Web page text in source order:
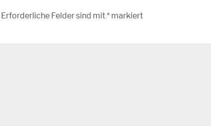
Erforderliche Felder sind mit* markiert